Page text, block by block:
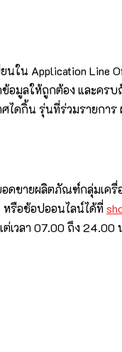
ยนใน Application Line
มูลให้ถูกต้อง และคร
ไดกิ้น รุ่นที่ร่วมรายกา
ขายผลิตภัณฑ์กลุ่มเค
หรือช้อปออนไลน์ได้ที่
ต่เวลา 07.00 ถึง 24.00